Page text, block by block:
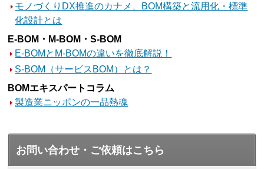
モノづくりDX推進のカナメ、BOM構築と流用化・標準
化設計とは
E-BOM・M-BOM・S-BOM
E-BOMとM-BOMの違いを徹底解説！
S-BOM（サービスBOM）とは？
BOMエキスパートコラム
製造業ニッポンの一品熱魂
お問い合わせ・ご依頼はこちら